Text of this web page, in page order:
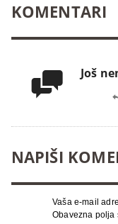
KOMENTARI
 Još
NAPIŠI
Vaša e-mail
Obavezna polja